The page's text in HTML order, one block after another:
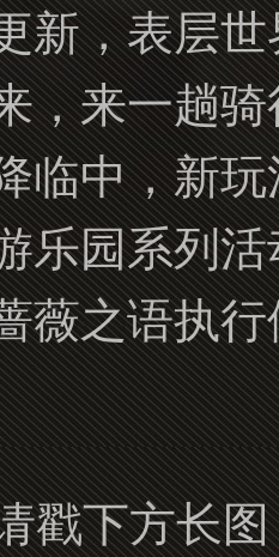
新，表层
，来一趟
临中，新
乐园系列
薇之语执
戳下方长